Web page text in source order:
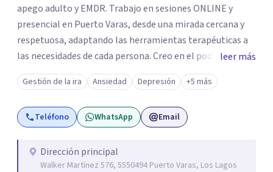
apego adulto y EMDR. Trabajo en sesiones ONLINE y
presencial en Puerto Varas, desde una mirada cercana y
respetuosa, adaptando las herramientas terapéuticas a
las necesidades de cada persona. Creo en el poder del
vínculo y en acompañar procesos desde la escucha activa,
la empatía y la colaboración. Si sientes que este puede ser
tu momento, te invito a escribirme y dar juntos el primer
paso en este proceso.
leer más
Gestión de la ira Ansiedad Depresión +5 más
Teléfono WhatsApp Email
Dirección principal
Walker Martínez 576, 5550494 Puerto Varas, Los Lagos